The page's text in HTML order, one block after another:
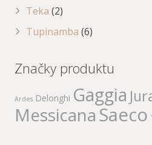
Teka (2)
Tupinamba (6)
Značky produktu
Ardes Delonghi Gaggia
MessicanaSaeco